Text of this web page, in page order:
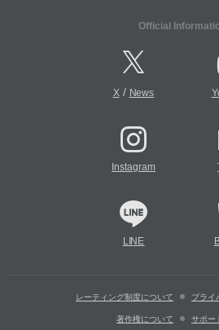
Official
X/ News
Instagram
LINE
レーティング制度について プライ
著作権について サポー